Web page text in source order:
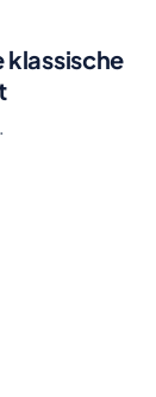
klassische